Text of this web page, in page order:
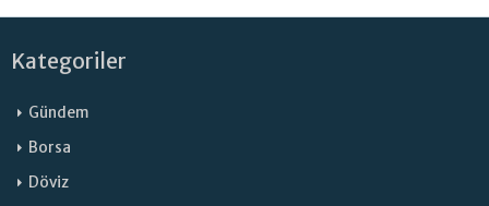
Kategoriler
Gündem
Borsa
Döviz